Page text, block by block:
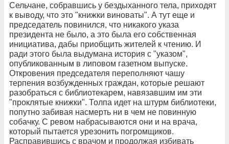
Сельчане, собравшись у бездыханного тела, приходят
к выводу, что это "книжки виноваты". А тут еще и
председатель повинился, что никакого указа
президента не было, а это была его собственная
инициатива, дабы приобщить жителей к чтению. И
ради этого была выдумана история с "указом",
опубликованным в липовом газетном выпуске.
Откровения председателя переполняют чашу
терпения возбужденных граждан, которые решают
разобраться с библиотекарем, навязавшим им эти
"проклятые книжки". Толпа идет на штурм библиотеки,
попутно забивая насмерть ни в чем не повинную
собачку. С ревом набрасываются они и на врача,
который пытается урезонить погромщиков.
Расправившись с врачом и продолжая избивать